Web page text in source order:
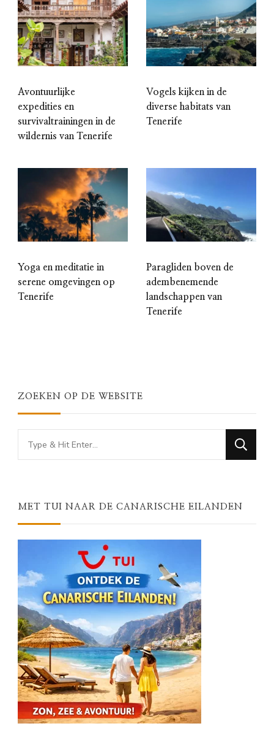
Avontuurlijke
expedities en
survivaltrainingen in de
wildernis van Tenerife
Vogels kijken in de
diverse habitats van
Tenerife
Yoga en meditatie in
serene omgevingen op
Tenerife
Paragliden boven de
adembenemende
landschappen van
Tenerife
ZOEKEN OP DE WEBSITE
Looking
for
MET TUI NAAR DE CANARISCHE EILANDEN